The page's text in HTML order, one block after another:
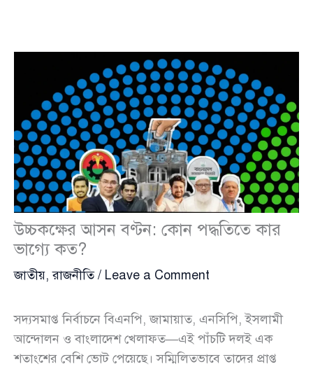
উচ্চকক্ষের আসন বণ্টন: কোন পদ্ধতিতে কার
ভাগ্যে কত?
জাতীয়,রাজনীতি/ Leave a Comment
সদ্যসমাপ্ত নির্বাচনে বিএনপি, জামায়াত, এনসিপি, ইসলামী
আন্দোলন ও বাংলাদেশ খেলাফত—এই পাঁচটি দলই এক
শতাংশের বেশি ভোট পেয়েছে। সম্মিলিতভাবে তাদের প্রাপ্ত